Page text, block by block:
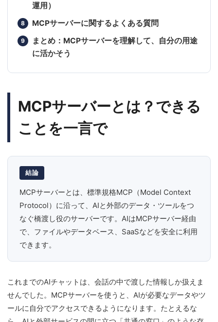
運用）
MCPサーバーに関するよくある質問
まとめ：MCPサーバーを理解して、自分の用途
に活かそう
MCPサーバーとは？できる
ことを一言で
結論
MCPサーバーとは、標準規格MCP（Model Context
Protocol）に沿って、AIと外部のデータ・ツールをつ
なぐ橋渡し役のサーバーです。AIはMCPサーバー経由
で、ファイルやデータベース、SaaSなどを安全に利用
できます。
これまでのAIチャットは、会話の中で渡した情報しか扱えま
せんでした。MCPサーバーを使うと、AIが必要なデータやツ
ールに自分でアクセスできるようになります。たとえるな